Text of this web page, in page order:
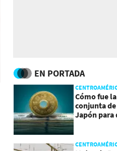
EN PORTADA
Cómo fue
conjunta
Japón para